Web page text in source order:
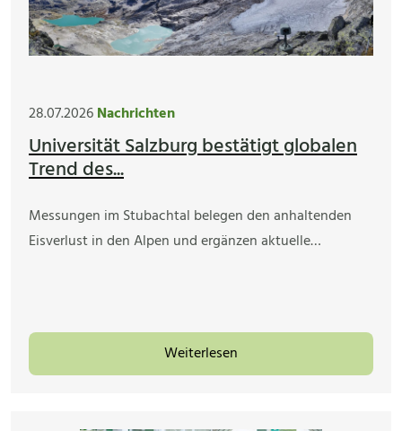
28.07.2026Nachrichten
Universität Salzburg bestätigt globalen
Trend des...
Messungen im Stubachtal belegen den anhaltenden
Eisverlust in den Alpen und ergänzen aktuelle…
Weiterlesen